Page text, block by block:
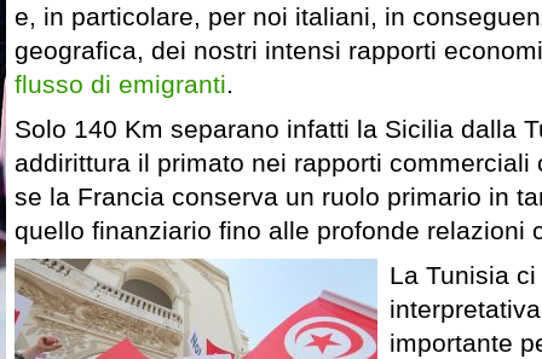
e, in particolare, per noi italiani, in
geografica, dei nostri intensi rapporti
flusso di emigranti.
Solo 140 Km separano infatti la Sicilia dalla
addirittura il primato nei rapporti commerciali
se la Francia conserva un ruolo primario in
quello finanziario fino alle profonde relazioni
La Tunisia
importante